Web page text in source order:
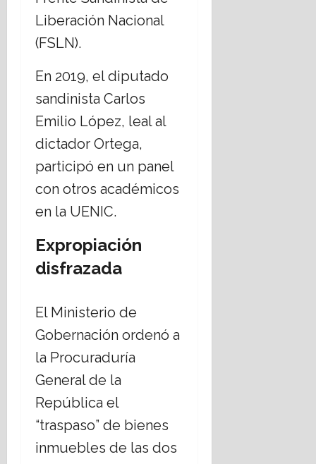
Liberación Nacional
(FSLN).
En 2019, el diputado
sandinista Carlos
Emilio López, leal al
dictador Ortega,
participó en un panel
con otros académicos
en la UENIC.
Expropiación
disfrazada
El Ministerio de
Gobernación ordenó a
la Procuraduría
General de la
República el
“traspaso” de bienes
inmuebles de las dos